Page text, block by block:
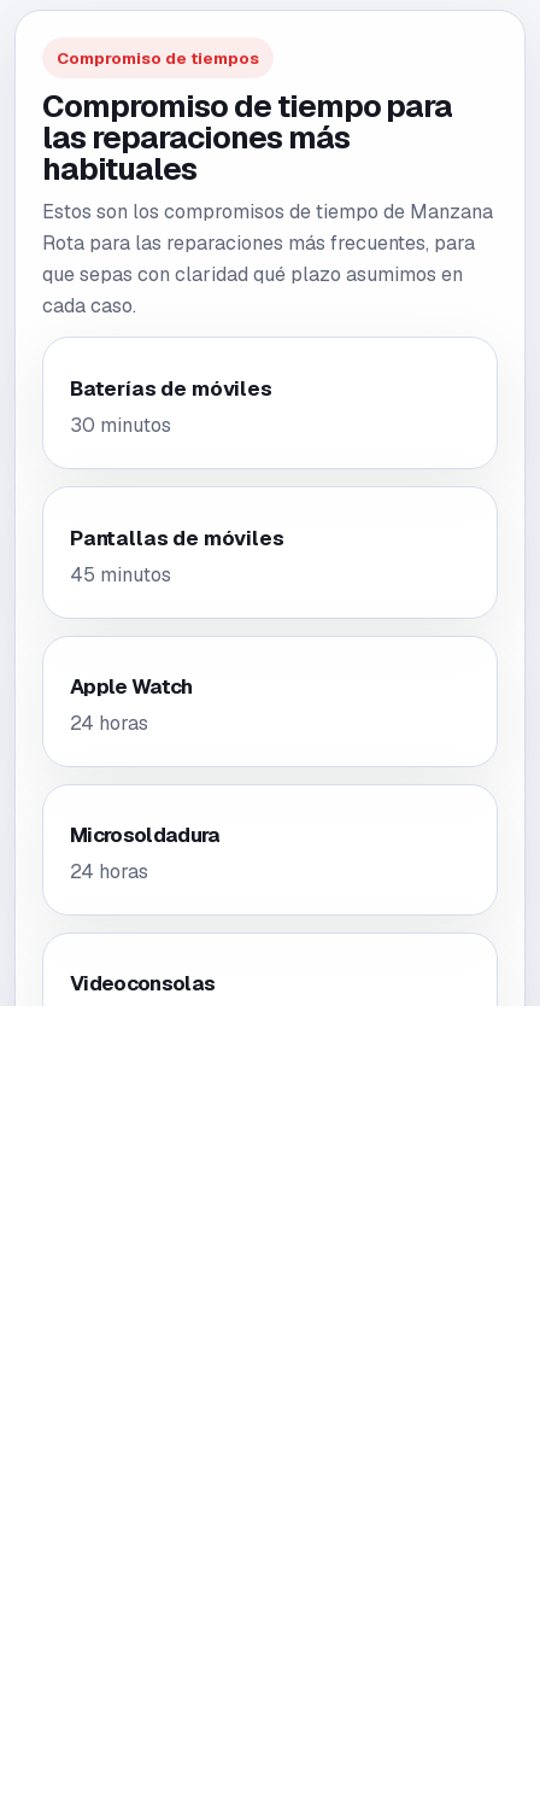
Compromiso de tiempos
Compromiso de tiempo para
las reparaciones más
habituales
Estos son los compromisos de tiempo de Manzana
Rota para las reparaciones más frecuentes, para
que sepas con claridad qué plazo asumimos en
cada caso.
Baterías de móviles
30 minutos
Pantallas de móviles
45 minutos
Apple Watch
24 horas
Microsoldadura
24 horas
Videoconsolas